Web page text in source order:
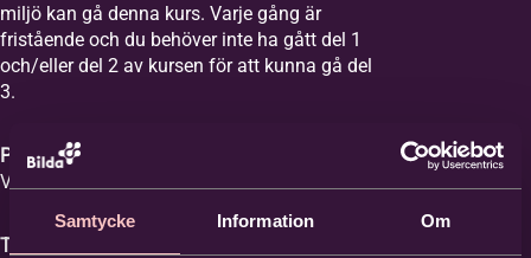
Samtycke Information Om
miljö kan gå denna kurs. Varje gång är
fristående och du behöver inte ha gått del 1
och/eller del 2 av kursen för att kunna gå del
3.
Plats:Equmeniakyrkan Vikingstad,
Våghusgatan 1
Tid: